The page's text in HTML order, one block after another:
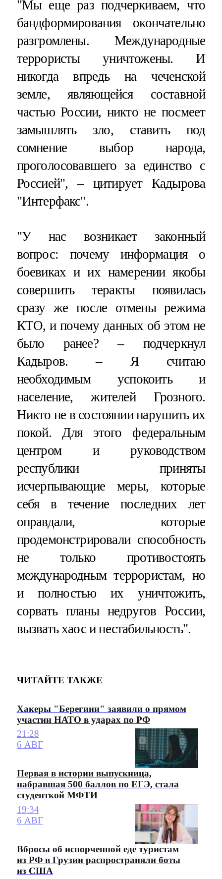
"Мы еще раз подчеркиваем, что
бандформирования окончательно
разгромлены. Международные
террористы уничтожены. И
никогда впредь на чеченской
земле, являющейся составной
частью России, никто не посмеет
замышлять зло, ставить под
сомнение выбор народа,
проголосовавшего за единство с
Россией", – цитирует Кадырова
"Интерфакс".
"У нас возникает законный
вопрос: почему информация о
боевиках и их намерении якобы
совершить теракты появилась
сразу же после отмены режима
КТО, и почему данных об этом не
было ранее? – подчеркнул
Кадыров. – Я считаю
необходимым успокоить и
население, жителей Грозного.
Никто не в состоянии нарушить их
покой. Для этого федеральным
центром и руководством
республики приняты
исчерпывающие меры, которые
себя в течение последних лет
оправдали, которые
продемонстрировали способность
не только противостоять
международным террористам, но
и полностью их уничтожить,
сорвать планы недругов России,
вызвать хаос и нестабильность".
ЧИТАЙТЕ ТАКЖЕ
Хакеры "Берегини" заявили о прямом
участии НАТО в ударах по РФ
21:28
6 АВГ
Первая в истории выпускница,
набравшая 500 баллов по ЕГЭ, стала
студенткой МФТИ
19:34
6 АВГ
Вбросы об испорченной еде туристам
из РФ в Грузии распространяли боты
из США